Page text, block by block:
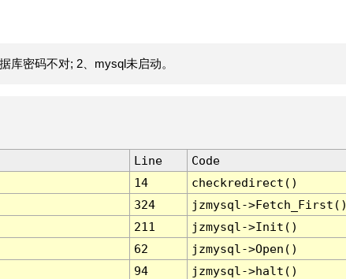
库密码不对; 2、mysql未启动。
Line
Code
14
checkredirect()
324
jzmysql-
211
jzmysql->Init()
62
jzmysql->Open()
94
jzmysql->halt()